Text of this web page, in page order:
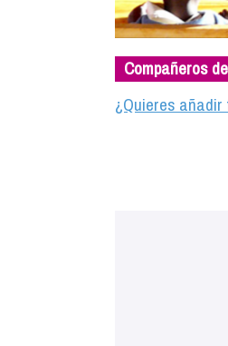
Compañeros
¿Quieres